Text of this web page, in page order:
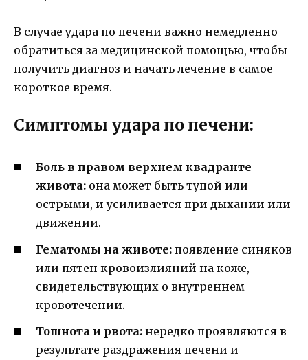
В случае удара по печени важно немедленно
обратиться за медицинской помощью, чтобы
получить диагноз и начать лечение в самое
короткое время.
Симптомы удара по печени:
Боль в правом верхнем квадранте
живота: она может быть тупой или
острыми, и усиливается при дыхании или
движении.
Гематомы на животе: появление синяков
или пятен кровоизлияний на коже,
свидетельствующих о внутреннем
кровотечении.
Тошнота и рвота: нередко проявляются в
результате раздражения печени и